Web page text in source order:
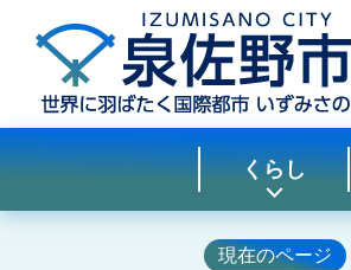
くらし
現在のページ